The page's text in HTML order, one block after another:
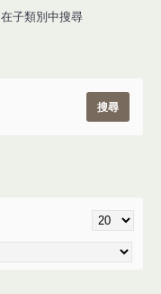
在子類別中搜尋